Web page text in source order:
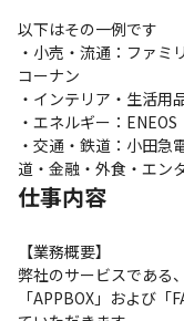
以下はその一例です
・小売・流通：ファミ
コーナン
・インテリア・生活用
・エネルギー：ENEOS
・交通・鉄道：小田急
道・金融・外食・エン
仕事内容
【業務概要】
弊社のサービスである
「APPBOX」および